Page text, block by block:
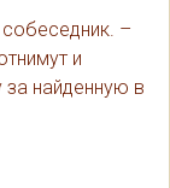
–
и
за найденную в